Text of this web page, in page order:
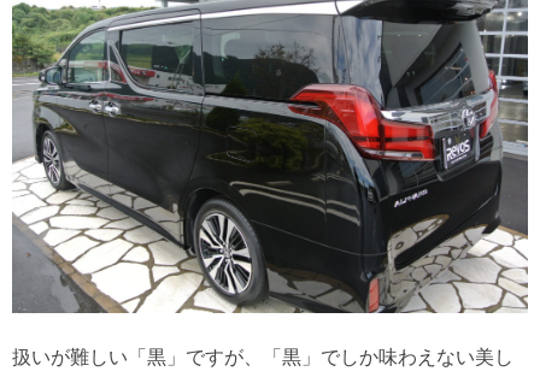
扱いが難しい「黒」ですが、「黒」でしか味わえない美し